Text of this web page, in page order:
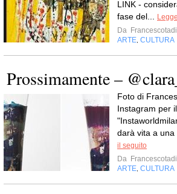
LINK -
fase del...
Da
ARTE CULTURA
Prossimamente –
Foto di
Instagram per
darà vita a una
il seguito
Da
ARTE CULTURA